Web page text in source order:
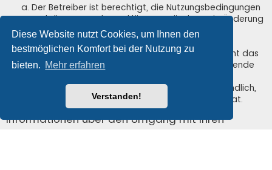
Diese Website nutzt Cookies, um Ihnen den
bestmöglichen Komfort bei der Nutzung zu
bieten. Mehr erfahren
Verstanden!
Der Betreiber ist berechtigt, die Nutzungsbedingungen
und die Datenschutzerklärung zu ändern. Die Änderung
wird dem Nutzer per E-Mail mitgeteilt.
Der Nutzer ist berechtigt, den Änderungen zu
widersprechen. Im Falle des Widerspruchs erlischt das
zwischen dem Betreiber und dem Nutzer bestehende
Die Änderungen gelten als anerkannt und verbindlich,
wenn der Nutzer den Änderungen zugestimmt hat.
Informationen über den Umgang mit Ihren